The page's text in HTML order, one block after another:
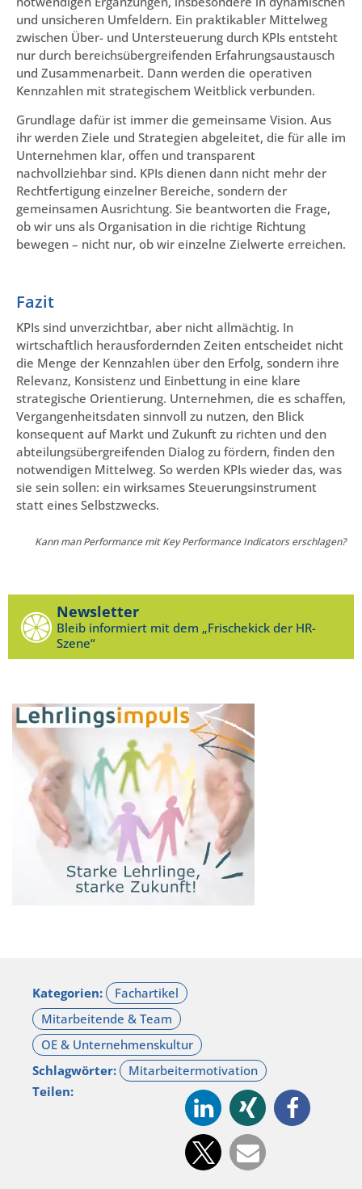
und unsicheren Umfeldern. Ein praktikabler Mittelweg
zwischen Über- und Untersteuerung durch KPIs entsteht
nur durch bereichsübergreifenden Erfahrungsaustausch
und Zusammenarbeit. Dann werden die operativen
Kennzahlen mit strategischem Weitblick verbunden.
Grundlage dafür ist immer die gemeinsame Vision. Aus
ihr werden Ziele und Strategien abgeleitet, die für alle im
Unternehmen klar, offen und transparent
nachvollziehbar sind. KPIs dienen dann nicht mehr der
Rechtfertigung einzelner Bereiche, sondern der
gemeinsamen Ausrichtung. Sie beantworten die Frage,
ob wir uns als Organisation in die richtige Richtung
bewegen – nicht nur, ob wir einzelne Zielwerte erreichen.
Fazit
KPIs sind unverzichtbar, aber nicht allmächtig. In
wirtschaftlich herausfordernden Zeiten entscheidet nicht
die Menge der Kennzahlen über den Erfolg, sondern ihre
Relevanz, Konsistenz und Einbettung in eine klare
strategische Orientierung. Unternehmen, die es schaffen,
Vergangenheitsdaten sinnvoll zu nutzen, den Blick
konsequent auf Markt und Zukunft zu richten und den
abteilungsübergreifenden Dialog zu fördern, finden den
notwendigen Mittelweg. So werden KPIs wieder das, was
sie sein sollen: ein wirksames Steuerungsinstrument
statt eines Selbstzwecks.
Kann man Performance mit Key Performance Indicators erschlagen?
Newsletter
Bleib informiert mit dem „Frischekick der HR-
Szene“
Kategorien:
Schlagwörter:
Teilen: